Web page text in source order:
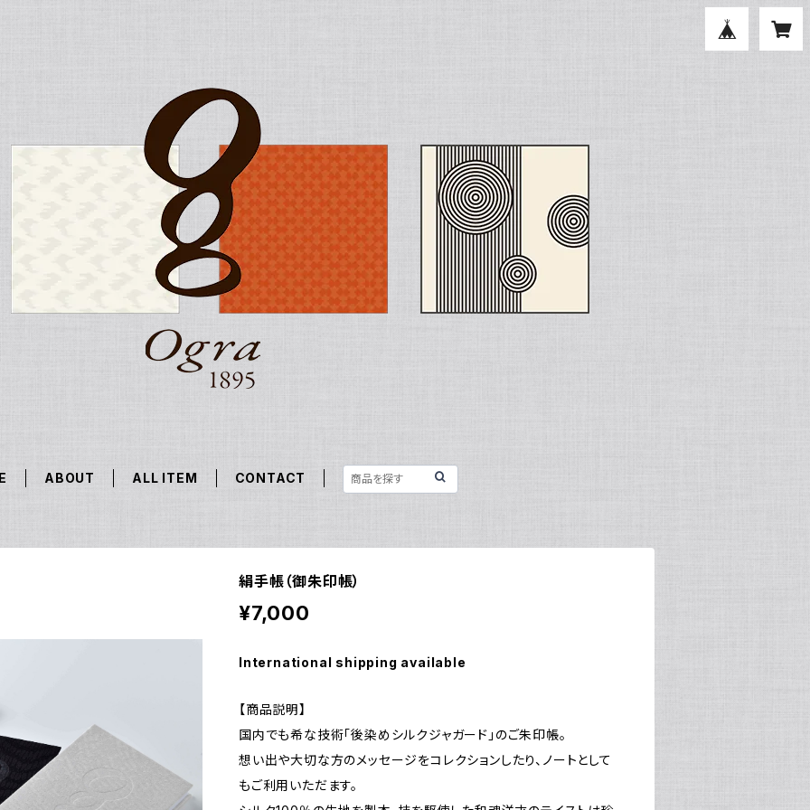
ABOUT ALL ITEM CONTACT
絹手帳（御朱印帳）
¥7,000
International shipping available
【商品説明】
国内でも希な技術「後染めシルクジャガード」のご朱印帳。
想い出や大切な方のメッセージをコレクションしたり、ノートとして
もご利用いただます。